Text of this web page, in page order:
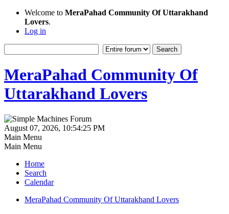
Welcome to MeraPahad Community Of Uttarakhand
Lovers.
Log in
MeraPahad Community Of
Uttarakhand Lovers
August 07, 2026, 10:54:25 PM
Main Menu
Main Menu
Home
Search
Calendar
MeraPahad Community Of Uttarakhand Lovers